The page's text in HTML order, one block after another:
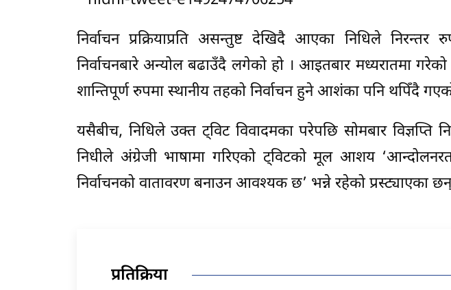
निर्वाचन प्रक्रियाप्रति असन्तुष्ट देखिदै आएका निधिले
निर्वाचनबारे अन्योल बढाउँदै लगेको हो । आइतबार मध्यरातमा गरेको
शान्तिपूर्ण रुपमा स्थानीय तहको निर्वाचन हुने आशंका पनि थपिँदै
यसैबीच, निधिले उक्त ट्विट विवादमका परेपछि सोमबार
निधीले अंग्रेजी भाषामा गरिएको ट्विटको मूल आशय ‘आन्दोलनरत
निर्वाचनको वातावरण बनाउन आवश्यक छ’ भन्ने रहेको प्रस्ट्याएका
प्रतिक्रिया